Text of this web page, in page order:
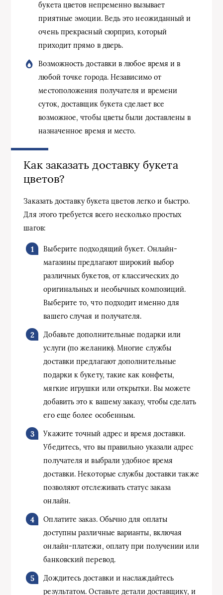
букета цветов непременно вызывает
приятные эмоции. Ведь это неожиданный и
очень прекрасный сюрприз, который
приходит прямо в дверь.
Возможность доставки в любое время и в
любой точке города. Независимо от
местоположения получателя и времени
суток, доставщик букета сделает все
возможное, чтобы цветы были доставлены в
назначенное время и место.
Как заказать доставку букета
цветов?
Заказать доставку букета цветов легко и быстро.
Для этого требуется всего несколько простых
шагов:
Выберите подходящий букет. Онлайн-
магазины предлагают широкий выбор
различных букетов, от классических до
оригинальных и необычных композиций.
Выберите то, что подходит именно для
вашего случая и получателя.
Добавьте дополнительные подарки или
услуги (по желанию). Многие службы
доставки предлагают дополнительные
подарки к букету, такие как конфеты,
мягкие игрушки или открытки. Вы можете
добавить это к вашему заказу, чтобы сделать
его еще более особенным.
Укажите точный адрес и время доставки.
Убедитесь, что вы правильно указали адрес
получателя и выбрали удобное время
доставки. Некоторые службы доставки также
позволяют отслеживать статус заказа
онлайн.
Оплатите заказ. Обычно для оплаты
доступны различные варианты, включая
онлайн-платежи, оплату при получении или
банковский перевод.
Дождитесь доставки и наслаждайтесь
результатом. Оставьте детали доставщику, и